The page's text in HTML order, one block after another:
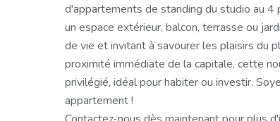
d'appartements de standing du studio au 4
un espace extérieur, balcon, terrasse ou
de vie et invitant à savourer les plaisirs du
proximité immédiate de la capitale, cette
privilégié, idéal pour habiter ou investir.
appartement !